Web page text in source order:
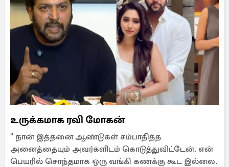
உருக்கமாக ரவி மோகன்
" நான் இத்தனை ஆண்டுகள் சம்பாதித்த
அனைத்தையும் அவர்களிடம் கொடுத்துவிட்டேன். என்
பெயரில் சொந்தமாக ஒரு வங்கி கணக்கு கூட இல்லை.